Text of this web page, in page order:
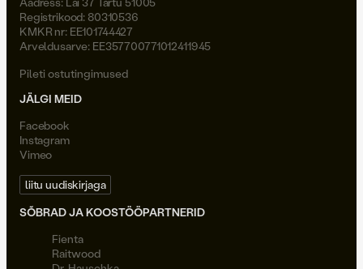
Registrikood: 80310536
KMKR nr: EE101744427
Arveldusarve: EE357700771012411945
Pileti ostutingimused
JÄLGI MEID
Facebook
Instagram
Vimeo
liitu uudiskirjaga
SÕBRAD JA KOOSTÖÖPARTNERID
Fienta
Raitwood